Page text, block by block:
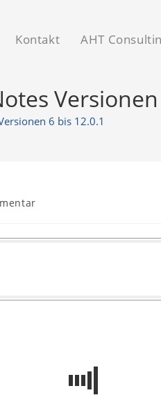
Kontakt AHT
6 bis 12.0.1